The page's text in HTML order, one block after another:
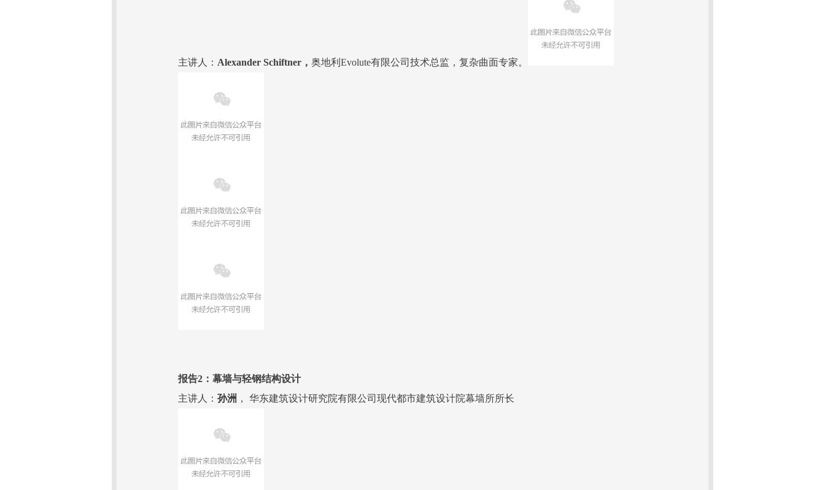
主讲人： Alexander Schiftner， 奥地利Evolute有限公司技术总监，复杂曲面专家。
报告2：幕墙与轻钢结构设计
主讲人： 孙洲 ， 华东建筑设计研究院有限公司 现代都市建筑设计院幕墙所所长